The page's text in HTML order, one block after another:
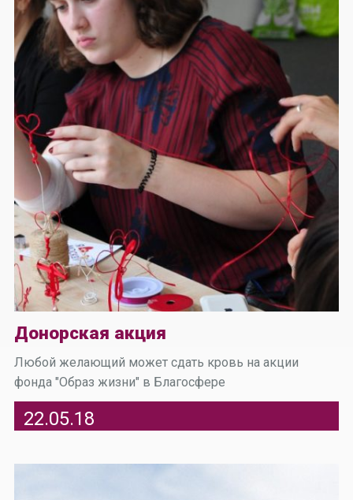
Донорская акция
Любой желающий может сдать кровь на акции
фонда "Образ жизни" в Благосфере
22.05.18